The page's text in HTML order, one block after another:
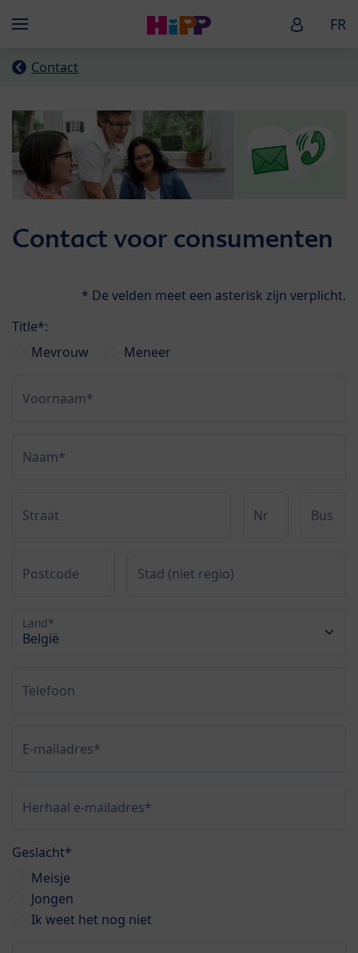
Menü HiPP FR
Contact
Contact voor consumenten
* De velden meet een asterisk zijn verplicht.
Title*:
Mevrouw
Meneer
Voornaam*
Naam*
Straat Nr Bus
Postcode Stad (niet regio)
Land*
Telefoon
E-mailadres*
Herhaal e-mailadres*
Geslacht*
Meisje
Jongen
Ik weet het nog niet